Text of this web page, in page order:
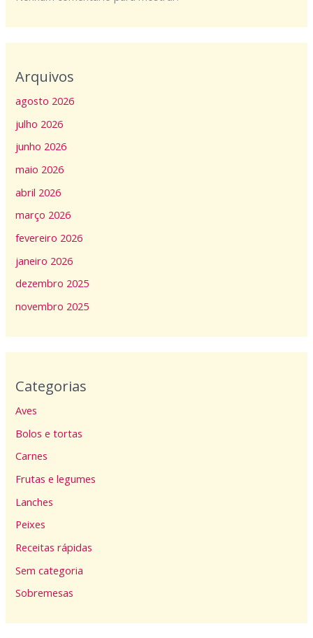
Arquivos
agosto 2026
julho 2026
junho 2026
maio 2026
abril 2026
março 2026
fevereiro 2026
janeiro 2026
dezembro 2025
novembro 2025
Categorias
Aves
Bolos e tortas
Carnes
Frutas e legumes
Lanches
Peixes
Receitas rápidas
Sem categoria
Sobremesas